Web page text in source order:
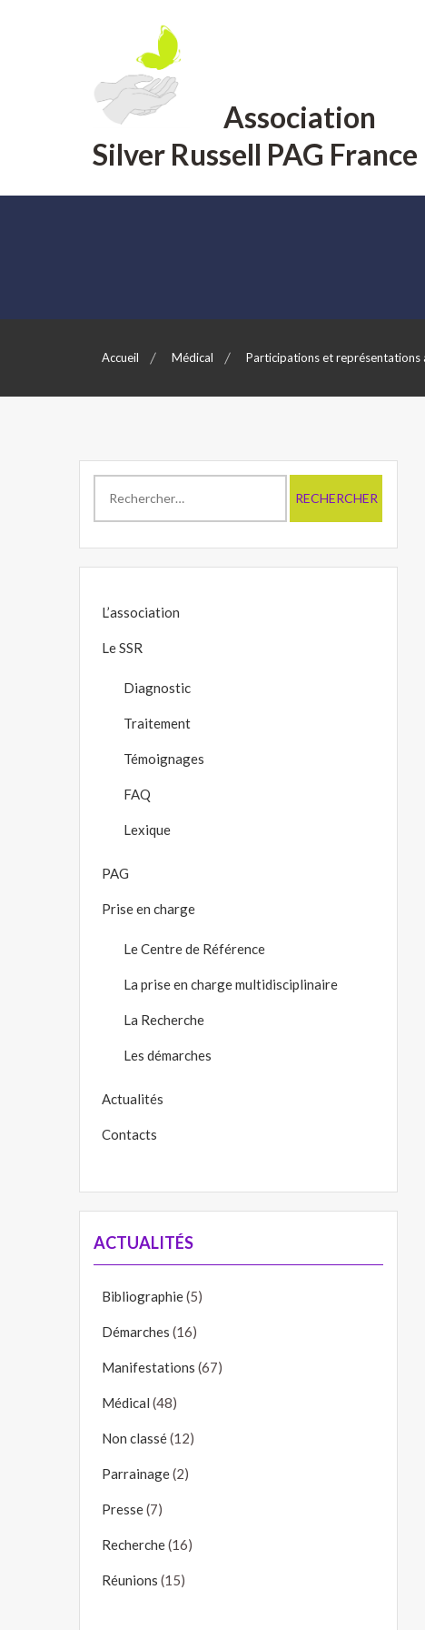
Association
Silver Russell PAG France
Accueil Médical Participations et représentations
L’association
Le SSR
Diagnostic
Traitement
Témoignages
FAQ
Lexique
PAG
Prise en charge
Le Centre de Référence
La prise en charge multidisciplinaire
La Recherche
Les démarches
Actualités
Contacts
ACTUALITÉS
Bibliographie(5)
Démarches (16)
Manifestations (67)
Médical (48)
Non classé(12)
Parrainage(2)
Presse(7)
Recherche(16)
Réunions (15)